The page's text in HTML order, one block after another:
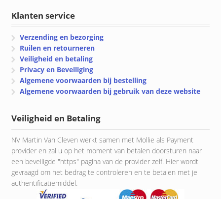
Klanten service
Verzending en bezorging
Ruilen en retourneren
Veiligheid en betaling
Privacy en Beveiliging
Algemene voorwaarden bij bestelling
Algemene voorwaarden bij gebruik van deze website
Veiligheid en Betaling
NV Martin Van Cleven werkt samen met Mollie als Payment
provider en zal u op het moment van betalen doorsturen naar
een beveiligde "https" pagina van de provider zelf. Hier wordt
gevraagd om het bedrag te controleren en te betalen met je
authentificatiemiddel.